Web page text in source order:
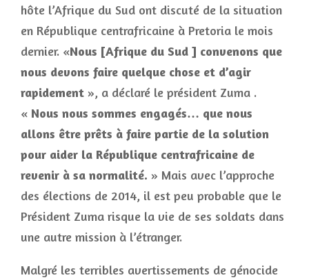
hôte l’Afrique du Sud ont discuté de la situation
en République centrafricaine à Pretoria le mois
dernier. «Nous [Afrique du Sud ] convenons que
nous devons faire quelque chose et d’agir
rapidement », a déclaré le président Zuma .
« Nous nous sommes engagés… que nous
allons être prêts à faire partie de la solution
pour aider la République centrafricaine de
revenir à sa normalité. » Mais avec l’approche
des élections de 2014, il est peu probable que le
Président Zuma risque la vie de ses soldats dans
une autre mission à l’étranger.
Malgré les terribles avertissements de génocide